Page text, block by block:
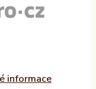
informace